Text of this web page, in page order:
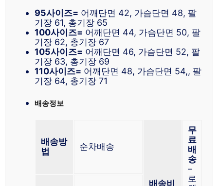
95사이즈= 어깨단면 42, 가슴단면 48, 팔
기장 61, 총기장 65
100사이즈= 어깨단면 44, 가슴단면 50, 팔
기장 62, 총기장 67
105사이즈= 어깨단면 46, 가슴단면 52, 팔
기장 63, 총기장 69
110사이즈= 어깨단면 48, 가슴단면 54,, 팔
기장 64, 총기장 71
배송정보
배송방
법
순차배송
배송비
무
료
배
송
–
로